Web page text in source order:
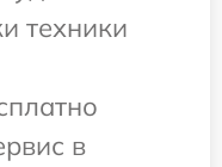
техники
в